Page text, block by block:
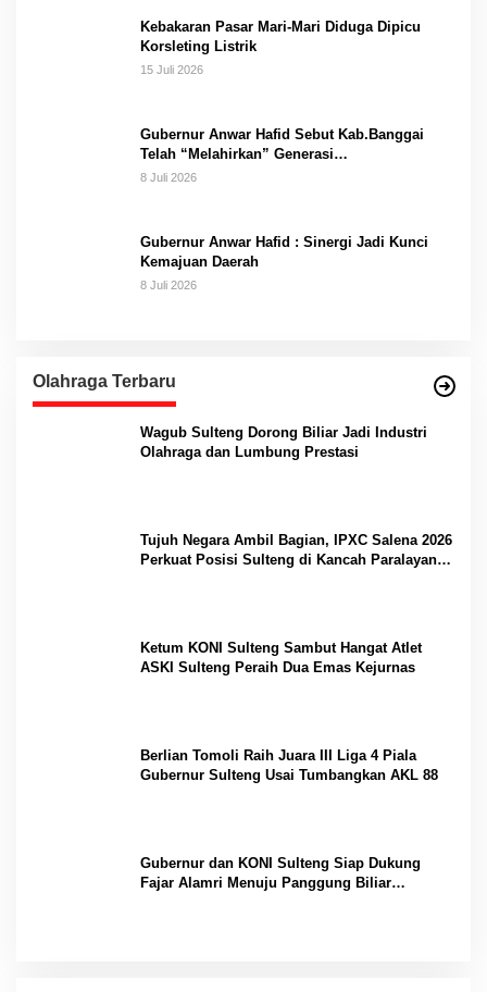
Kebakaran Pasar Mari-Mari Diduga Dipicu
Korsleting Listrik
15 Juli 2026
Gubernur Anwar Hafid Sebut Kab.Banggai
Telah “Melahirkan” Generasi…
8 Juli 2026
Gubernur Anwar Hafid : Sinergi Jadi Kunci
Kemajuan Daerah
8 Juli 2026
Olahraga Terbaru
Wagub Sulteng Dorong Biliar Jadi Industri
Olahraga dan Lumbung Prestasi
Tujuh Negara Ambil Bagian, IPXC Salena 2026
Perkuat Posisi Sulteng di Kancah Paralayang
Ketum KONI Sulteng Sambut Hangat Atlet
ASKI Sulteng Peraih Dua Emas Kejurnas
Berlian Tomoli Raih Juara III Liga 4 Piala
Gubernur Sulteng Usai Tumbangkan AKL 88
Gubernur dan KONI Sulteng Siap Dukung
Fajar Alamri Menuju Panggung Biliar